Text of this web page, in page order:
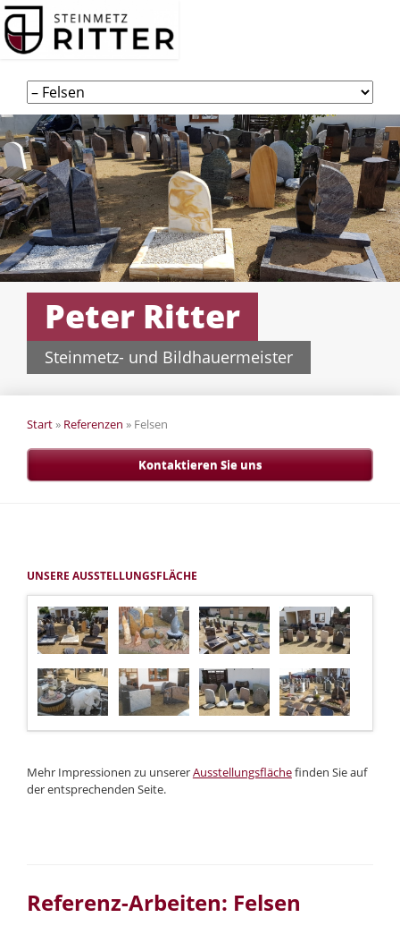
Navigation
überspringen
Peter Ritter
Steinmetz- und Bildhauermeister
Start» Referenzen » Felsen
Kontaktieren Sie uns
UNSERE AUSSTELLUNGSFLÄCHE
Mehr Impressionen zu unsererAusstellungsflächefinden Sie auf
der entsprechenden Seite.
Referenz-Arbeiten: Felsen